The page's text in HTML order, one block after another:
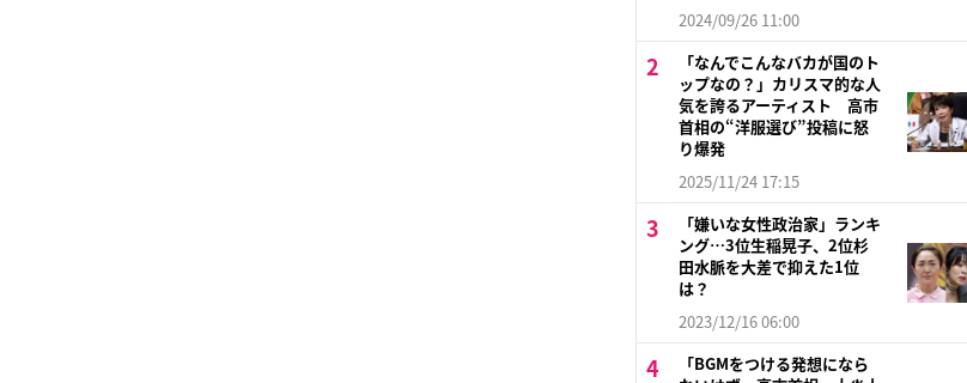
2024/09/26 11:00
「なんでこんなバカが国のト
ップなの？」カリスマ的な人
気を誇るアーティスト 高市
首相の“洋服選び”投稿に怒
り爆発
2025/11/24 17:15
「嫌いな女性政治家」ランキ
ング…3位生稲晃子、2位杉
田水脈を大差で抑えた1位
は？
2023/12/16 06:00
「BGMをつける発想になら